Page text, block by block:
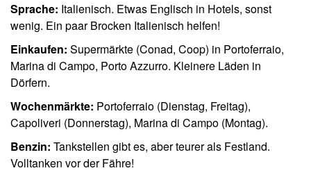
Sprache: Italienisch. Etwas Englisch in Hotels, sonst
wenig. Ein paar Brocken Italienisch helfen!
Einkaufen: Supermärkte (Conad, Coop) in Portoferraio,
Marina di Campo, Porto Azzurro. Kleinere Läden in
Dörfern.
Wochenmärkte: Portoferraio (Dienstag, Freitag),
Capoliveri (Donnerstag), Marina di Campo (Montag).
Benzin: Tankstellen gibt es, aber teurer als Festland.
Volltanken vor der Fähre!